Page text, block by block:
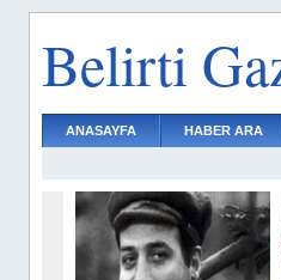
Belirti
ANASAYFA HABER ARA